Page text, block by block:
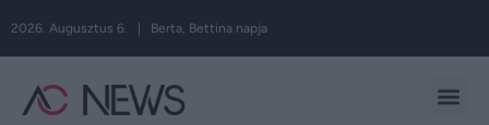
2026. Augusztus 6. | Berta, Bettina napja